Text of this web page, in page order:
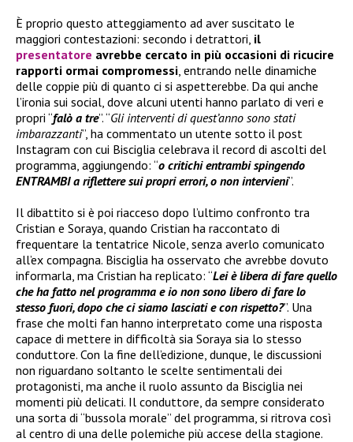
È proprio questo atteggiamento ad aver suscitato le
maggiori contestazioni: secondo i detrattori, il
presentatore avrebbe cercato in più occasioni di ricucire
rapporti ormai compromessi , entrando nelle dinamiche
delle coppie più di quanto ci si aspetterebbe. Da qui anche
l’ironia sui social, dove alcuni utenti hanno parlato di veri e
propri “falò a tre”. “Gli interventi di quest’anno sono stati
imbarazzanti”, ha commentato un utente sotto il post
Instagram con cui Bisciglia celebrava il record di ascolti del
programma, aggiungendo: “o critichi entrambi spingendo
ENTRAMBI a riflettere sui propri errori, o non intervieni”.
Il dibattito si è poi riacceso dopo l’ultimo confronto tra
Cristian e Soraya, quando Cristian ha raccontato di
frequentare la tentatrice Nicole, senza averlo comunicato
all’ex compagna. Bisciglia ha osservato che avrebbe dovuto
informarla, ma Cristian ha replicato: “Lei è libera di fare quello
che ha fatto nel programma e io non sono libero di fare lo
stesso fuori, dopo che ci siamo lasciati e con rispetto?”. Una
frase che molti fan hanno interpretato come una risposta
capace di mettere in difficoltà sia Soraya sia lo stesso
conduttore. Con la fine dell’edizione, dunque, le discussioni
non riguardano soltanto le scelte sentimentali dei
protagonisti, ma anche il ruolo assunto da Bisciglia nei
momenti più delicati. Il conduttore, da sempre considerato
una sorta di “bussola morale” del programma, si ritrova così
al centro di una delle polemiche più accese della stagione.